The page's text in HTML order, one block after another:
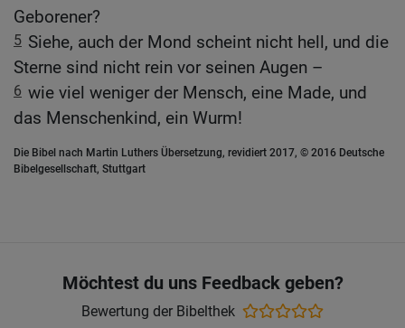
Geborener?
5 Siehe, auch der Mond scheint nicht hell, und die
Sterne sind nicht rein vor seinen Augen –
6 wie viel weniger der Mensch, eine Made, und
das Menschenkind, ein Wurm!
Die Bibel nach Martin Luthers Übersetzung, revidiert 2017, © 2016 Deutsche
Bibelgesellschaft, Stuttgart
Möchtest du uns Feedback geben?
Bewertung der Bibelthek